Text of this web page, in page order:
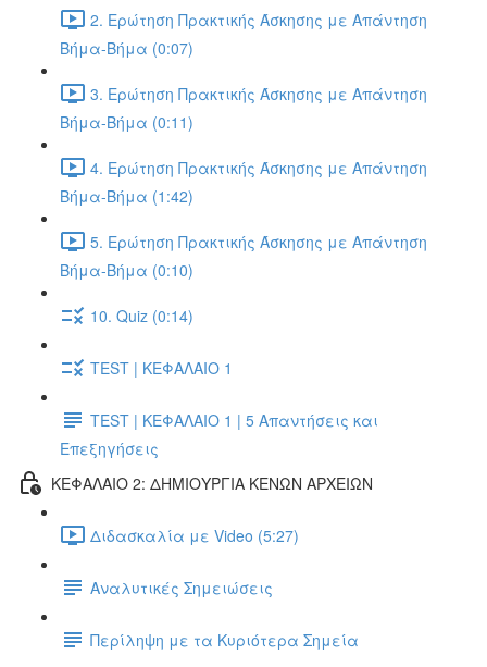
2. Ερώτηση Πρακτικής Άσκησης με Απάντηση
Βήμα-Βήμα (0:07)
3. Ερώτηση Πρακτικής Άσκησης με Απάντηση
Βήμα-Βήμα (0:11)
4. Ερώτηση Πρακτικής Άσκησης με Απάντηση
Βήμα-Βήμα (1:42)
5. Ερώτηση Πρακτικής Άσκησης με Απάντηση
Βήμα-Βήμα (0:10)
10. Quiz (0:14)
TEST | ΚΕΦΑΛΑΙΟ 1
TEST | ΚΕΦΑΛΑΙΟ 1 | 5 Απαντήσεις και
Επεξηγήσεις
ΚΕΦΑΛΑΙΟ 2: ΔΗΜΙΟΥΡΓΙΑ ΚΕΝΩΝ ΑΡΧΕΙΩΝ
Διδασκαλία με Video (5:27)
Αναλυτικές Σημειώσεις
Περίληψη με τα Κυριότερα Σημεία